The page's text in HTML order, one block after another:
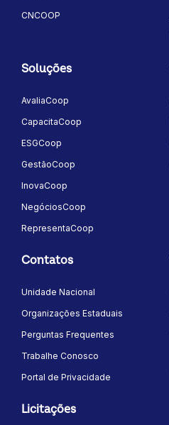
CNCOOP
Soluções
AvaliaCoop
CapacitaCoop
ESGCoop
GestãoCoop
InovaCoop
NegóciosCoop
RepresentaCoop
Contatos
Unidade Nacional
Organizações Estaduais
Perguntas Frequentes
Trabalhe Conosco
Portal de Privacidade
Licitações